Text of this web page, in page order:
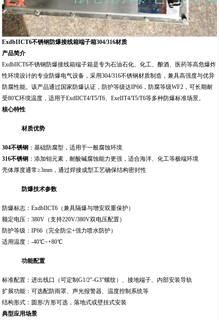
产品简介
ExdbIICT6不锈钢防爆接线箱端子箱是专为石油石化、化工、酿酒、医药等高危爆炸
性环境设计的专业防爆电气设备，采用304/316不锈钢材质制造，兼具高强度与优异
受80℃环境温度，适用于ExdIICT4/T5/T6、ExeIIT4/T5/T6等多种防爆标准场景。
核心特性
材质优势
304不锈钢：基础防腐型，适用于一般腐蚀环境
壳体厚度通常≥3mm，通过焊接成型工艺确保结构密封性
防爆技术参数
防爆标志：ExdbIICT6（兼具隔爆与增安双重保护）
额定电压：380V（支持220V/380V双电压配置）